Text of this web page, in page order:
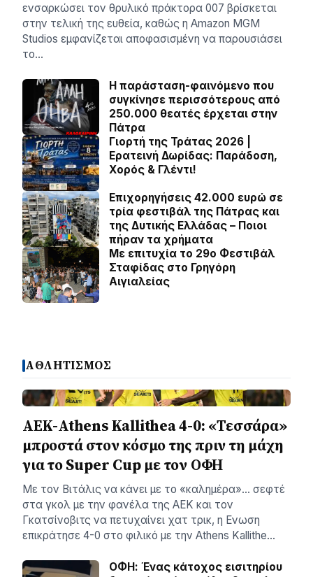
ενσαρκώσει τον θρυλικό πράκτορα 007 βρίσκεται
στην τελική της ευθεία, καθώς η Amazon MGM
Studios εμφανίζεται αποφασισμένη να παρουσιάσει
το…
Η παράσταση-φαινόμενο που
συγκίνησε περισσότερους από
250.000 θεατές έρχεται στην
Πάτρα
Γιορτή της Τράτας 2026 |
Ερατεινή Δωρίδας: Παράδοση,
Χορός & Γλέντι!
Επιχορηγήσεις 42.000 ευρώ σε
τρία φεστιβάλ της Πάτρας και
της Δυτικής Ελλάδας – Ποιοι
πήραν τα χρήματα
Με επιτυχία το 29ο Φεστιβάλ
Σταφίδας στο Γρηγόρη
Aιγιαλείας
ΑΘΛΗΤΙΣΜΟΣ
ΑΕΚ-Athens Kallithea 4-0: «Τεσσάρα»
μπροστά στον κόσμο της πριν τη μάχη
για το Super Cup με τον ΟΦΗ
Με τον Βιτάλις να κάνει με το «καλημέρα»… σεφτέ
στα γκολ με την φανέλα της ΑΕΚ και τον
Γκατσίνοβιτς να πετυχαίνει χατ τρικ, η Ενωση
επικράτησε 4-0 στο φιλικό με την Athens Kallithe…
ΟΦΗ: Ένας κάτοχος εισιτηρίου